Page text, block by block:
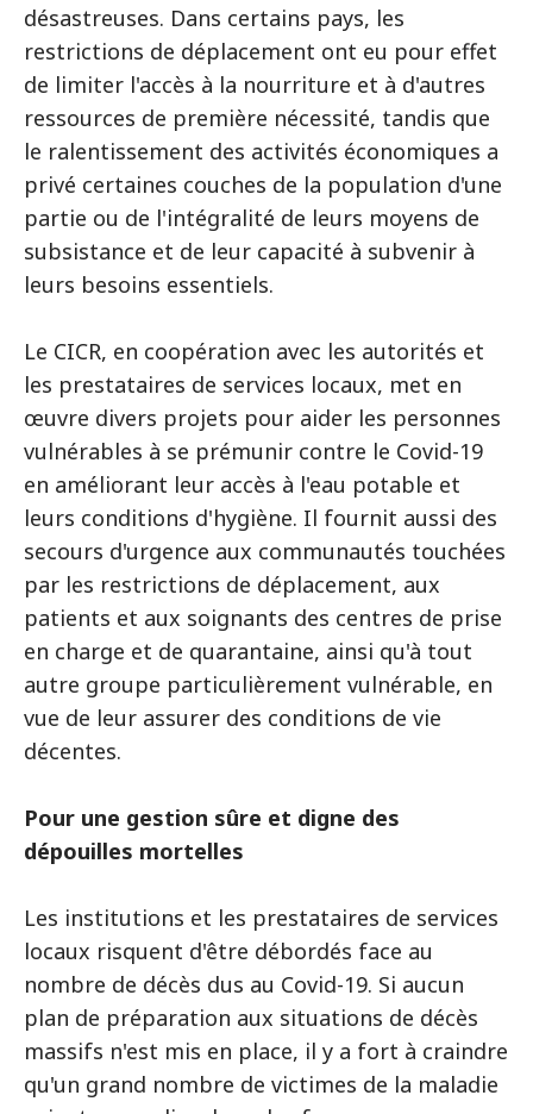
désastreuses. Dans certains pays, les
restrictions de déplacement ont eu pour effet
de limiter l'accès à la nourriture et à d'autres
ressources de première nécessité, tandis que
le ralentissement des activités économiques a
privé certaines couches de la population d'une
partie ou de l'intégralité de leurs moyens de
subsistance et de leur capacité à subvenir à
leurs besoins essentiels.
Le CICR, en coopération avec les autorités et
les prestataires de services locaux, met en
œuvre divers projets pour aider les personnes
vulnérables à se prémunir contre le Covid-19
en améliorant leur accès à l'eau potable et
leurs conditions d'hygiène. Il fournit aussi des
secours d'urgence aux communautés touchées
par les restrictions de déplacement, aux
patients et aux soignants des centres de prise
en charge et de quarantaine, ainsi qu'à tout
autre groupe particulièrement vulnérable, en
vue de leur assurer des conditions de vie
décentes.
Pour une gestion sûre et digne des
dépouilles mortelles
Les institutions et les prestataires de services
locaux risquent d'être débordés face au
nombre de décès dus au Covid-19. Si aucun
plan de préparation aux situations de décès
massifs n'est mis en place, il y a fort à craindre
qu'un grand nombre de victimes de la maladie